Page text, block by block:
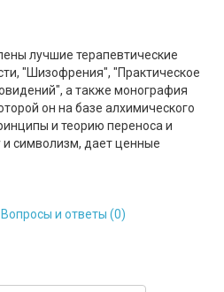
лучшие терапевтические
"Шизофрения", "Практическое
а также монография
он на базе алхимического
и теорию переноса и
и символизм, дает ценные
Вопросы и ответы (0)